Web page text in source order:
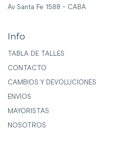
Av Santa Fe 1588 - CABA
Info
TABLA DE TALLES
CONTACTO
CAMBIOS Y DEVOLUCIONES
ENVIOS
MAYORISTAS
NOSOTROS